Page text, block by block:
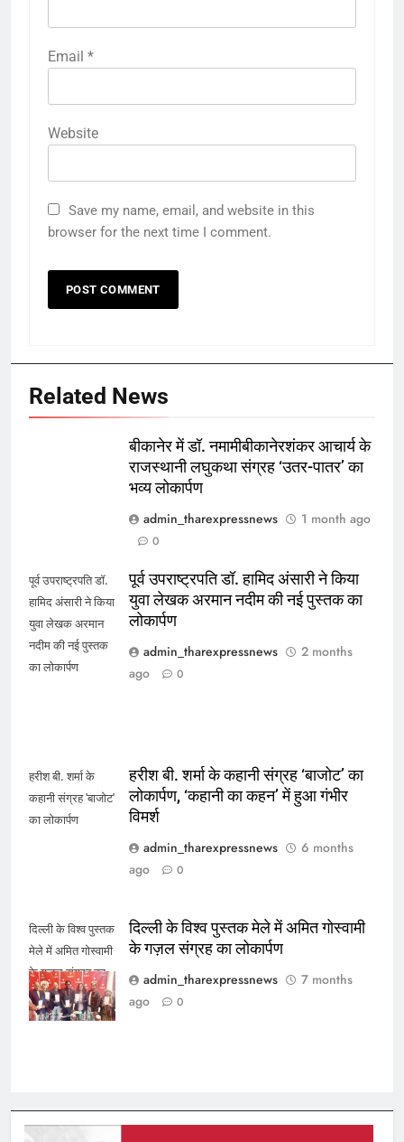
Email *
Website
Save my name, email, and website in this
browser for the next time I comment.
Related News
बीकानेर में डॉ. नमामीबीकानेरशंकर आचार्य के
राजस्थानी लघुकथा संग्रह ‘उतर-पातर’ का
भव्य लोकार्पण
admin_tharexpressnews
1 month ago
0
पूर्व उपराष्ट्रपति डॉ.
हामिद अंसारी ने किया
युवा लेखक अरमान
नदीम की नई पुस्तक
का लोकार्पण
पूर्व उपराष्ट्रपति डॉ. हामिद अंसारी ने किया
युवा लेखक अरमान नदीम की नई पुस्तक का
लोकार्पण
admin_tharexpressnews
2 months
ago
0
हरीश बी. शर्मा के
कहानी संग्रह 'बाजोट'
का लोकार्पण
हरीश बी. शर्मा के कहानी संग्रह ‘बाजोट’ का
लोकार्पण, ‘कहानी का कहन’ में हुआ गंभीर
विमर्श
admin_tharexpressnews
6 months
ago
0
दिल्ली के विश्व पुस्तक
मेले में अमित गोस्वामी
के गज़ल संग्रह का
लोकार्पण
दिल्ली के विश्व पुस्तक मेले में अमित गोस्वामी
के गज़ल संग्रह का लोकार्पण
admin_tharexpressnews
7 months
ago
0